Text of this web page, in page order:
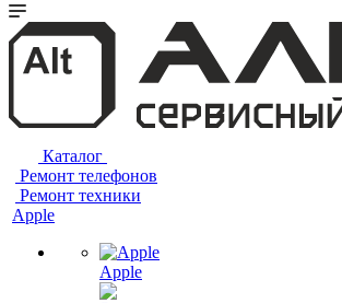
Каталог
Ремонт телефонов
Ремонт техники
Apple
Apple